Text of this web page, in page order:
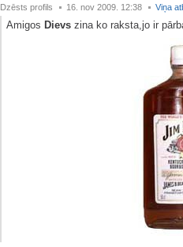
Dzēsts profils 16. nov 2009. 12:38 Viņa
Amigos Dievs zina ko raksta,jo ir